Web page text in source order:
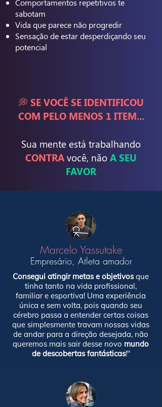
Comportamentos repetitivos te
sabotam
Vida que parece não progredir
Sensação de estar desperdiçando seu
potencial
💭 SE VOCÊ SE IDENTIFICOU
COM PELO MENOS 1 ITEM...
Sua mente está trabalhando
CONTRAvocê, nãoA SEU
FAVOR
Marcelo Yassutake
Empresário, Atleta amador
Consegui atingir metas e objetivosque
tinha tanto na vida profissional,
familiar e esportiva! Uma experiência
única e sem volta, pois quando seu
cérebro passa a entender certas coisas
que simplesmente travam nossas vidas
de andar para a direção desejada, não
queremos mais sair desse novo mundo
de descobertas fantásticas!"